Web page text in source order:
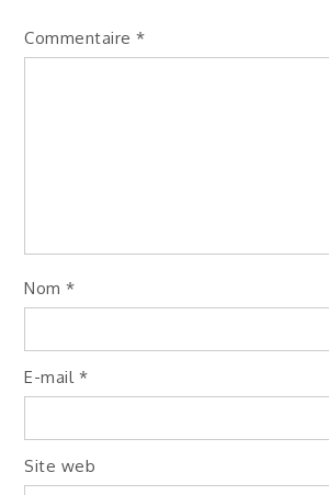
Commentaire*
Nom*
E-mail *
Site web